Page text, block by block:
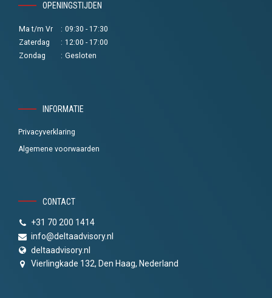
OPENINGSTIJDEN
Ma t/m Vr : 09:30 - 17:30
Zaterdag
: 12:00 - 17:00
Zondag
: Gesloten
INFORMATIE
Privacyverklaring
Algemene voorwaarden
CONTACT
+31 70 200 1414
info@deltaadvisory.nl
deltaadvisory.nl
Vierlingkade 132, Den Haag, Nederland